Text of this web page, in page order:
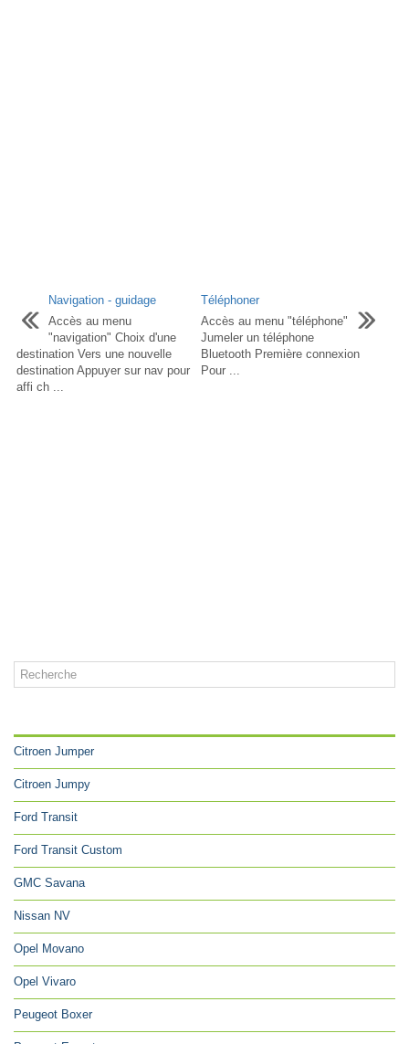
Navigation - guidage
Accès au menu
"navigation" Choix d'une
destination Vers une nouvelle
destination Appuyer sur nav pour
affi ch ...
Téléphoner
Accès au menu "téléphone"
Jumeler un téléphone
Bluetooth Première connexion
Pour ...
Citroen Jumper
Citroen Jumpy
Ford Transit
Ford Transit Custom
GMC Savana
Nissan NV
Opel Movano
Opel Vivaro
Peugeot Boxer